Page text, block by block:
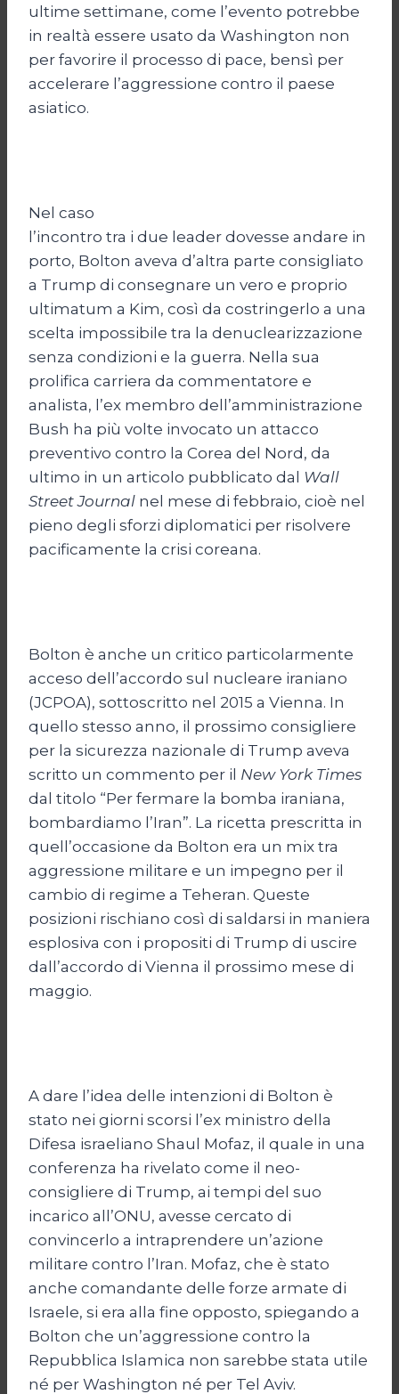
ultime settimane, come l’evento potrebbe
in realtà essere usato da Washington non
per favorire il processo di pace, bensì per
accelerare l’aggressione contro il paese
asiatico.
Nel caso
l’incontro tra i due leader dovesse andare in
porto, Bolton aveva d’altra parte consigliato
a Trump di consegnare un vero e proprio
ultimatum a Kim, così da costringerlo a una
scelta impossibile tra la denuclearizzazione
senza condizioni e la guerra. Nella sua
prolifica carriera da commentatore e
analista, l’ex membro dell’amministrazione
Bush ha più volte invocato un attacco
preventivo contro la Corea del Nord, da
ultimo in un articolo pubblicato dal Wall
Street Journal nel mese di febbraio, cioè nel
pieno degli sforzi diplomatici per risolvere
pacificamente la crisi coreana.
Bolton è anche un critico particolarmente
acceso dell’accordo sul nucleare iraniano
(JCPOA), sottoscritto nel 2015 a Vienna. In
quello stesso anno, il prossimo consigliere
per la sicurezza nazionale di Trump aveva
scritto un commento per il New York Times
dal titolo “Per fermare la bomba iraniana,
bombardiamo l’Iran”. La ricetta prescritta in
quell’occasione da Bolton era un mix tra
aggressione militare e un impegno per il
cambio di regime a Teheran. Queste
posizioni rischiano così di saldarsi in maniera
esplosiva con i propositi di Trump di uscire
dall’accordo di Vienna il prossimo mese di
maggio.
A dare l’idea delle intenzioni di Bolton è
stato nei giorni scorsi l’ex ministro della
Difesa israeliano Shaul Mofaz, il quale in una
conferenza ha rivelato come il neo-
consigliere di Trump, ai tempi del suo
incarico all’ONU, avesse cercato di
convincerlo a intraprendere un’azione
militare contro l’Iran. Mofaz, che è stato
anche comandante delle forze armate di
Israele, si era alla fine opposto, spiegando a
Bolton che un’aggressione contro la
Repubblica Islamica non sarebbe stata utile
né per Washington né per Tel Aviv.